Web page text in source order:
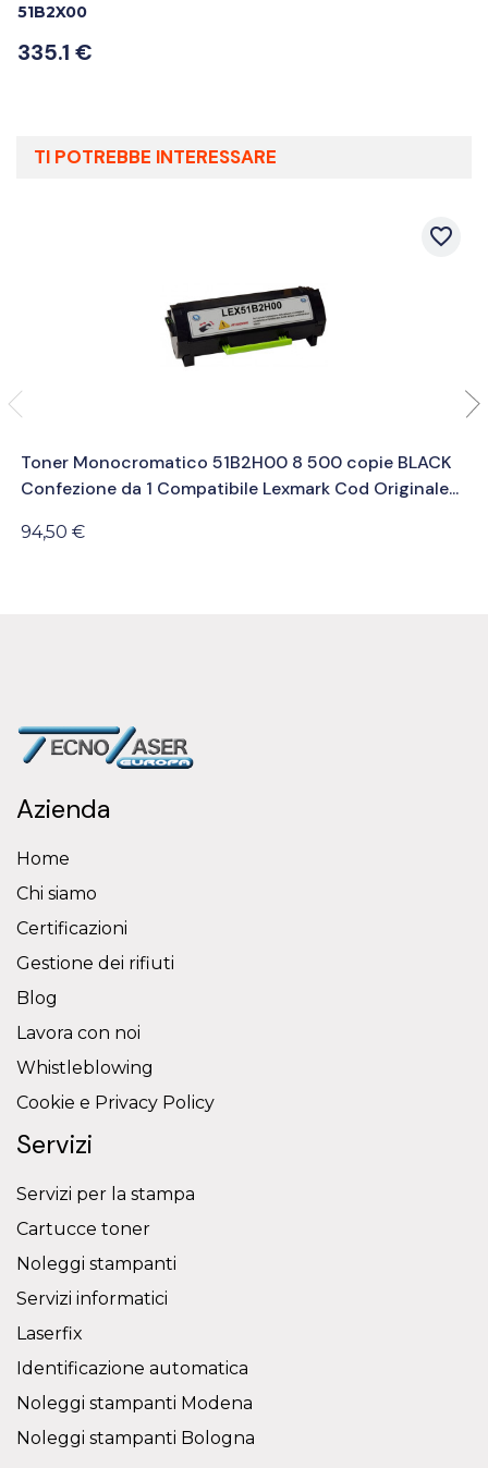
51B2X00
335.1 €
TI POTREBBE INTERESSARE
favorite_border
Toner Monocromatico 51B2H00 8 500 copie BLACK
Confezione da 1 Compatibile Lexmark Cod Originale...
94,50 €
Azienda
Home
Chi siamo
Certificazioni
Gestione dei rifiuti
Blog
Lavora con noi
Whistleblowing
Cookie e Privacy Policy
Servizi
Servizi per la stampa
Cartucce toner
Noleggi stampanti
Servizi informatici
Laserfix
Identificazione automatica
Noleggi stampanti Modena
Noleggi stampanti Bologna